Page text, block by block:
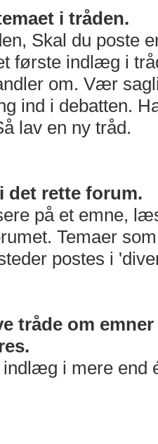
i tråden.
Skal du poste
første indlæg i
om. Vær
ind i debatten.
lav en ny tråd.
det rette forum.
på et emne,
Temaer
postes i
tråde om
i mere end